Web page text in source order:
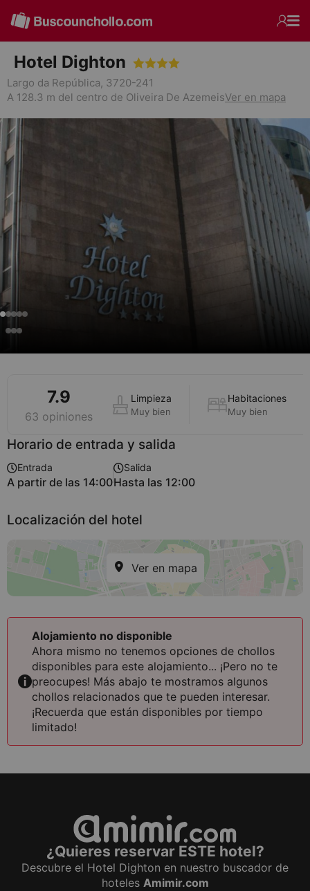
Hotel Dighton
Largo da República, 3720-241
A 128.3 m del centro de Oliveira De AzemeisVer en mapa
7.9
63 opiniones
Limpieza
Muy bien
Habitaciones
Muy bien
Horario de entrada y salida
Entrada
A partir de las 14:00
Salida
Hasta las 12:00
Localización del hotel
Ver en mapa
Alojamiento no disponible
Ahora mismo no tenemos opciones de chollos
disponibles para este alojamiento... ¡Pero no te
preocupes! Más abajo te mostramos algunos
chollos relacionados que te pueden interesar.
¡Recuerda que están disponibles por tiempo
limitado!
¿Quieres reservar ESTE hotel?
Descubre el Hotel Dighton en nuestro buscador de
hoteles Amimir.com